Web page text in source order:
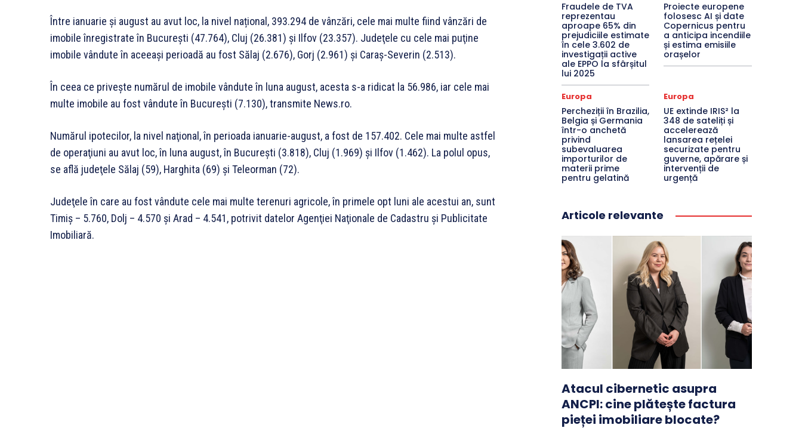
Între ianuarie și august au avut loc, la nivel național, 393.294 de vânzări, cele mai multe fiind vânzări de
imobile înregistrate în Bucureşti (47.764), Cluj (26.381) şi Ilfov (23.357). Judeţele cu cele mai puţine
imobile vândute în aceeaşi perioadă au fost Sălaj (2.676), Gorj (2.961) şi Caraş-Severin (2.513).
În ceea ce privește numărul de imobile vândute în luna august, acesta s-a ridicat la 56.986, iar cele mai
multe imobile au fost vândute în București (7.130), transmite News.ro.
Numărul ipotecilor, la nivel naţional, în perioada ianuarie-august, a fost de 157.402. Cele mai multe astfel
de operaţiuni au avut loc, în luna august, în Bucureşti (3.818), Cluj (1.969) şi Ilfov (1.462). La polul opus,
se află judeţele Sălaj (59), Harghita (69) şi Teleorman (72).
Judeţele în care au fost vândute cele mai multe terenuri agricole, în primele opt luni ale acestui an, sunt
Timiş – 5.760, Dolj – 4.570 şi Arad – 4.541, potrivit datelor Agenţiei Naţionale de Cadastru şi Publicitate
Imobiliară.
Fraudele de TVA
reprezentau
aproape 65% din
prejudiciile estimate
în cele 3.602 de
investigații active
ale EPPO la sfârșitul
lui 2025
Proiecte europene
folosesc AI și date
Copernicus pentru
a anticipa incendiile
și estima emisiile
orașelor
Europa
Percheziții în Brazilia,
Belgia și Germania
într-o anchetă
privind
subevaluarea
importurilor de
materii prime
pentru gelatină
Europa
UE extinde IRIS² la
348 de sateliți și
accelerează
lansarea rețelei
securizate pentru
guverne, apărare și
intervenții de
urgență
Articole relevante
Atacul cibernetic asupra
ANCPI: cine plătește factura
pieței imobiliare blocate?